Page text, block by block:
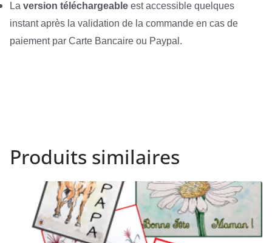
La version téléchargeable est accessible quelques
instant après la validation de la commande en cas de
paiement par Carte Bancaire ou Paypal.
Produits similaires